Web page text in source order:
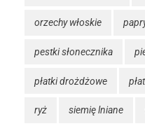
orzechy włoskie
pestki słonecznika
płatki drożdżowe
ryż siemię lniane